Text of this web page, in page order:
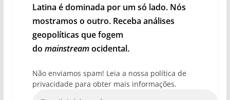
Latina é dominada por um só lado. Nós
mostramos o outro. Receba análises
geopolíticas que fogem
do mainstreamocidental.
Não enviamos spam! Leia a nossa política de
privacidade para obter mais informações.